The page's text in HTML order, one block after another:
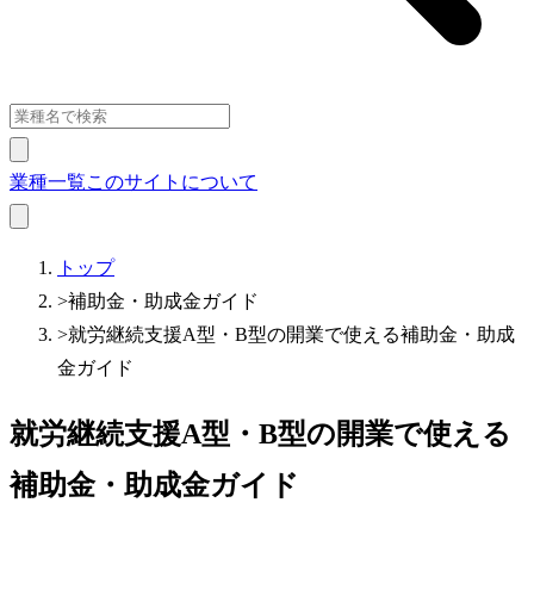
業種一覧このサイトについて
トップ
>補助金・助成金ガイド
>就労継続支援A型・B型の開業で使える補助金・助成
金ガイド
就労継続支援A型・B型の開業で使える
補助金・助成金ガイド